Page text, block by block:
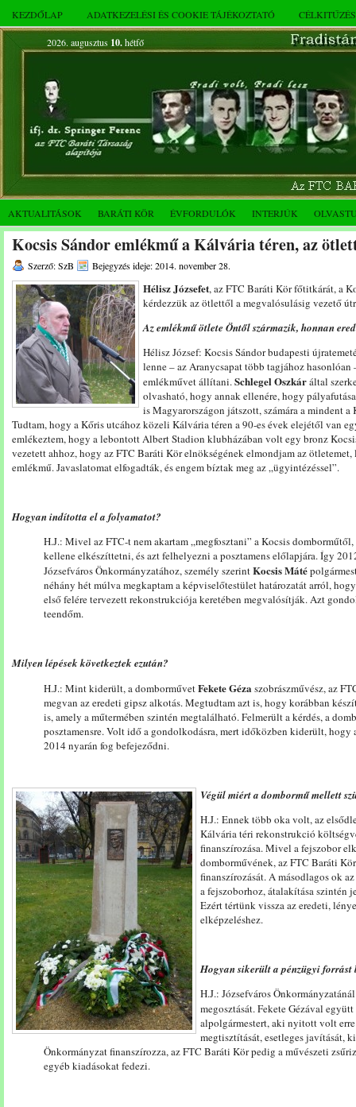
KEZDŐLAP ADATKEZELÉSI ÉS COOKIE TÁJÉKOZTATÓ
2026. augusztus 10.hétfő
AKTUALITÁSOK BARÁTI KÖR ÉVFORDULÓK INTERJÚK
Kocsis Sándor emlékmű a Kálvária téren, az
Szerző: SzB Bejegyzés ideje: 2014. november 28.
Hélisz Józsefet, az FTC Baráti Kör főtitkárát, a
kérdezzük az ötlettől a megvalósulásig vezető
Az emlékmű ötlete Öntől származik, honnan
Hélisz József: Kocsis Sándor budapesti
lenne – az Aranycsapat több tagjához
emlékművet állítani.Schlegel Oszkáráltal
olvasható, hogy annak ellenére, hogy
is Magyarországon játszott, számára a mindent
Tudtam, hogy a Kőris utcához közeli Kálvária téren a 90-es évek elejétől van
emlékeztem, hogy a lebontott Albert Stadion klubházában volt egy bronz
vezetett ahhoz, hogy az FTC Baráti Kör elnökségének elmondjam az
emlékmű. Javaslatomat elfogadták, és engem bíztak meg az „ügyintézéssel”.
Hogyan indította el a folyamatot?
H.J.: Mivel az FTC-t nem akartam „megfosztani” a Kocsis
kellene elkészíttetni, és azt felhelyezni a posztamens előlapjára. Így
Józsefváros Önkormányzatához, személy szerintKocsis Máté
néhány hét múlva megkaptam a képviselőtestület határozatát arról,
első felére tervezett rekonstrukciója keretében megvalósítják. Azt
teendőm.
Milyen lépések következtek ezután?
H.J.: Mint kiderült, a domborművetFekete Géza szobrászművész, az
megvan az eredeti gipsz alkotás. Megtudtam azt is, hogy korábban
is, amely a műtermében szintén megtalálható. Felmerült a kérdés, a
posztamensre. Volt idő a gondolkodásra, mert időközben kiderült, hogy
2014 nyarán fog befejeződni.
Végül miért a dombormű mellett
H.J.: Ennek több oka volt, az
Kálvária téri rekonstrukció
finanszírozása. Mivel a fejszobor
domborművének, az FTC Baráti
finanszírozását. A másodlagos ok
a fejszoborhoz, átalakítása
Ezért tértünk vissza az eredeti,
elképzeléshez.
Hogyan sikerült a pénzügyi
H.J.: Józsefváros
megosztását. Fekete Gézával
alpolgármestert, aki nyitott volt
megtisztítását, esetleges javítását,
Önkormányzat finanszírozza, az FTC Baráti Kör pedig a művészeti
egyéb kiadásokat fedezi.